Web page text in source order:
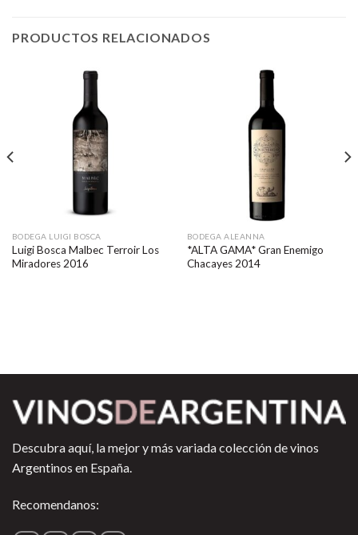
PRODUCTOS RELACIONADOS
BODEGA LUIGI BOSCA
Luigi Bosca Malbec Terroir Los
Miradores 2016
BODEGA ALEANNA
*ALTA GAMA* Gran Enemigo
Chacayes 2014
Descubra aquí, la mejor y más variada colección de vinos
Argentinos en España.
Recomendanos: